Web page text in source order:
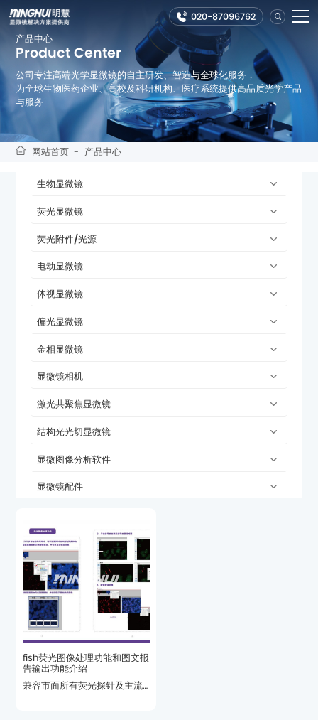
020-87096762
产品中心
Product Center
公司专注高端光学显微镜的自主研发、智造与全球化服务，
与服务
网站首页 - 产品中心
生物显微镜
荧光显微镜
荧光附件/光源
电动显微镜
体视显微镜
偏光显微镜
金相显微镜
显微镜相机
激光共聚焦显微镜
结构光光切显微镜
显微图像分析软件
显微镜配件
告输出功能介绍